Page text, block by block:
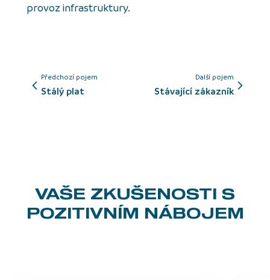
provoz infrastruktury.
Předchozí pojem
stálý plat
Další pojem
Stávající zákazník
VAŠE ZKUŠENOSTI S
POZITIVNÍM NÁBOJEM